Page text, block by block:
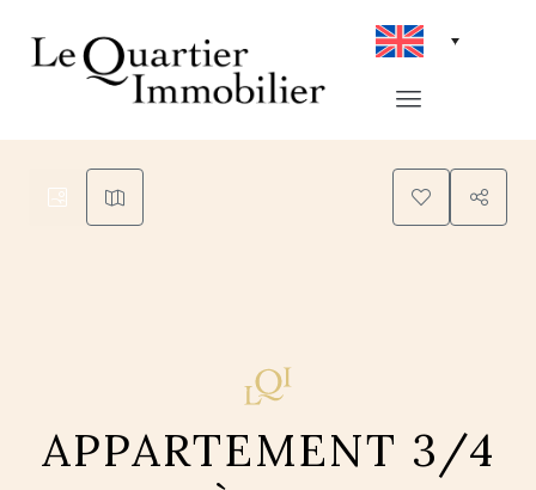
APPARTEMENT 3/4